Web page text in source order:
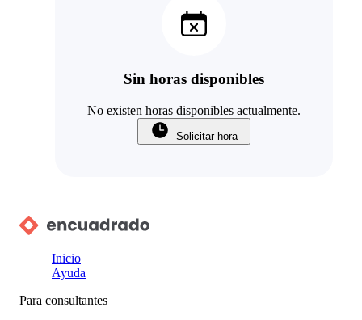
Sin horas disponibles
No existen horas disponibles actualmente.
Solicitar hora
Inicio
Ayuda
Para consultantes